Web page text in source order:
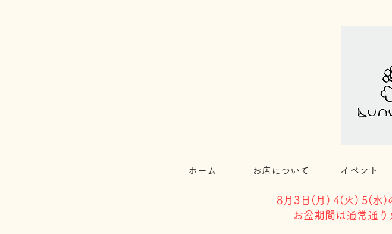
ホーム お店について イベント
8月3日( 月) 4(火) 5(水)
お盆期間は通常通り